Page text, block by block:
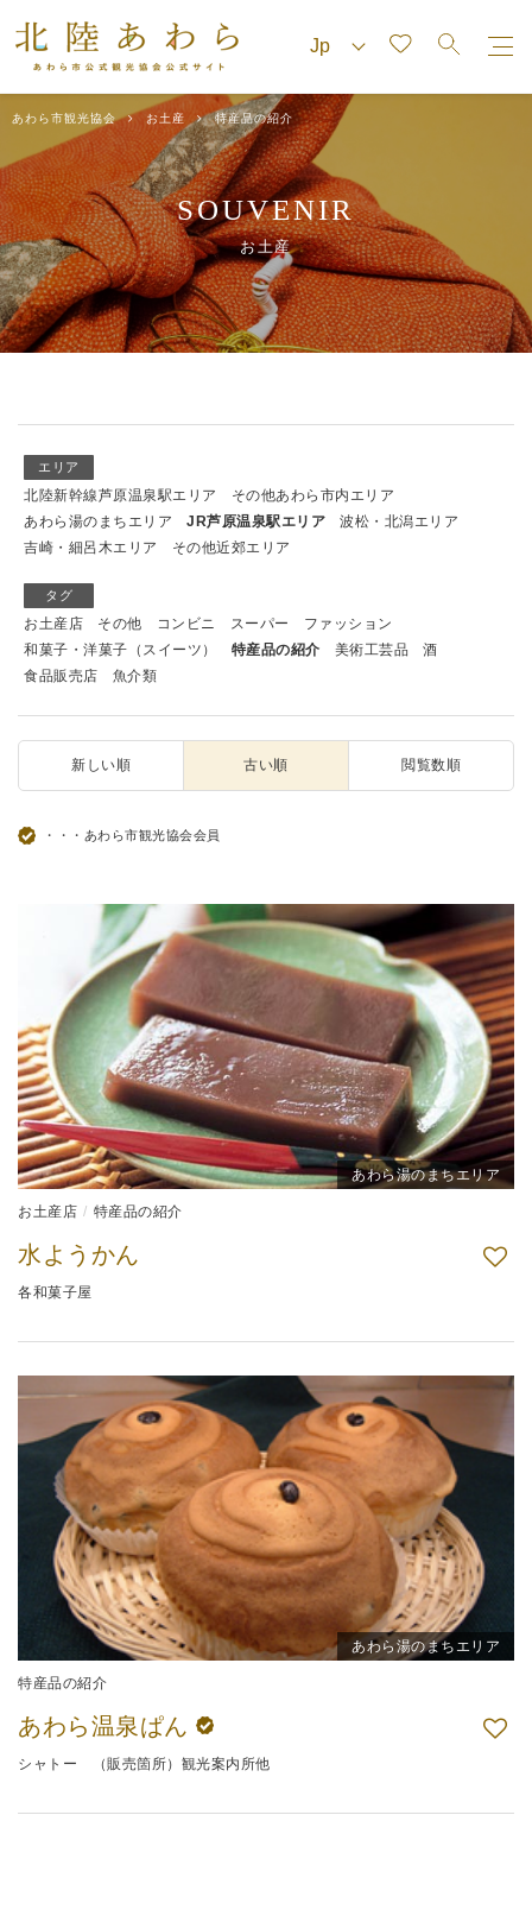
あわら市観光協会 お土産 特産品の紹介
SOUVENIR
お土産
エリア
北陸新幹線芦原温泉駅エリア
その他あわら市内エリア
あわら湯のまちエリア
JR芦原温泉駅エリア
波松・北潟エリア
吉崎・細呂木エリア
その他近郊エリア
タグ
お土産店 その他 コンビニ スーパー
ファッション
和菓子・洋菓子（スイーツ）
特産品の紹介 美術工芸品
酒
食品販売店
魚介類
新しい順 古い順 閲覧数順
・・・あわら市観光協会会員
あわら湯のまちエリア
お土産店 特産品の紹介
水ようかん
各和菓子屋
あわら湯のまちエリア
特産品の紹介
あわら温泉ぱん
シャトー （販売箇所）観光案内所他